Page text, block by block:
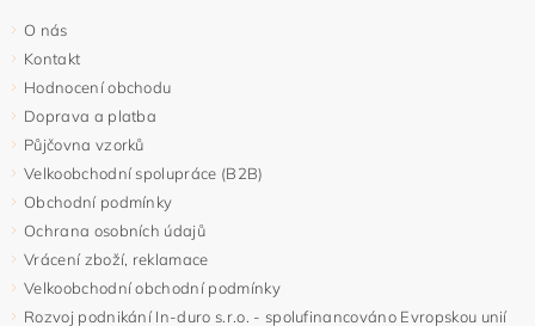
O nás
Kontakt
Hodnocení obchodu
Doprava a platba
Půjčovna vzorků
Velkoobchodní spolupráce (B2B)
Obchodní podmínky
Ochrana osobních údajů
Vrácení zboží, reklamace
Velkoobchodní obchodní podmínky
Rozvoj podnikání In-duro s.r.o. - spolufinancováno Evropskou unií